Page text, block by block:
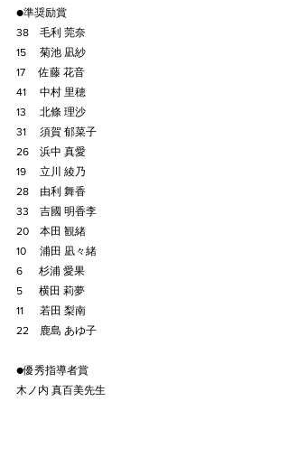
●準奨励賞
38　毛利 莞奈
15 　菊池 凪紗
17 　佐藤 花音
41 　中村 里穂
13 　北條 理沙
31 　須賀 郁菜子
26　浜中 真愛
19 　立川 綾乃
28　由利 舞香
33　吉國 明香李
20　本田 観緒
10　 浦田 凪々緒
6　  杉浦 愛果
5　  横田 莉夢
11　  若田 梨南
22　鹿島 あゆ子
●優秀指導者賞
木ノ内 真百美先生